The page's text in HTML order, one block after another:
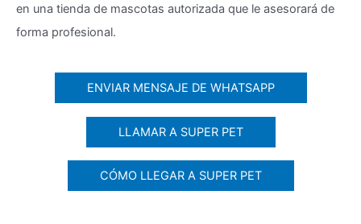
en una tienda de mascotas autorizada que le asesorará de
forma profesional.
ENVIAR MENSAJE DE WHATSAPP
LLAMAR A SUPER PET
CÓMO LLEGAR A SUPER PET